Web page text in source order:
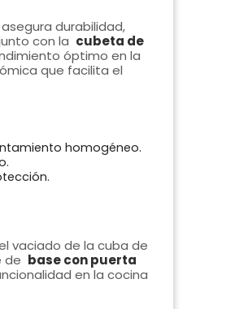
durabilidad,
con la cubeta de
óptimo en la
que facilita el
homogéneo.
vaciado de la cuba de
de base con puerta
en la cocina